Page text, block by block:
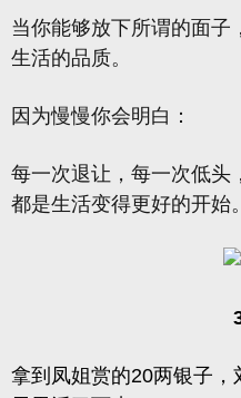
当你能够放下所谓的面子
生活的品质。
因为慢慢你会明白：
每一次退让，每一次低头
都是生活变得更好的开始。
拿到凤姐赏的20两银子